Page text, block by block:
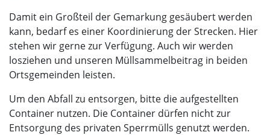
Damit ein Großteil der Gemarkung gesäubert werden
kann, bedarf es einer Koordinierung der Strecken. Hier
stehen wir gerne zur Verfügung. Auch wir werden
losziehen und unseren Müllsammelbeitrag in beiden
Ortsgemeinden leisten.
Um den Abfall zu entsorgen, bitte die aufgestellten
Container nutzen. Die Container dürfen nicht zur
Entsorgung des privaten Sperrmülls genutzt werden.